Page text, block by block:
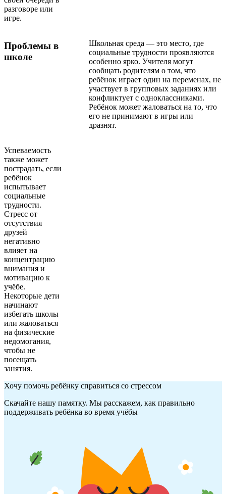
разговоре или
игре.
Проблемы в
школе
Школьная среда — это место, где
социальные трудности проявляются
особенно ярко. Учителя могут
сообщать родителям о том, что
ребёнок играет один на переменах, не
участвует в групповых заданиях или
конфликтует с одноклассниками.
Ребёнок может жаловаться на то, что
его не принимают в игры или
дразнят.
Успеваемость
также может
пострадать, если
ребёнок
испытывает
социальные
трудности.
Стресс от
отсутствия
друзей
негативно
влияет на
концентрацию
внимания и
мотивацию к
учёбе.
Некоторые дети
начинают
избегать школы
или жаловаться
на физические
недомогания,
чтобы не
посещать
занятия.
Хочу помочь ребёнку справиться со стрессом
Скачайте нашу памятку. Мы расскажем, как правильно
поддерживать ребёнка во время учёбы